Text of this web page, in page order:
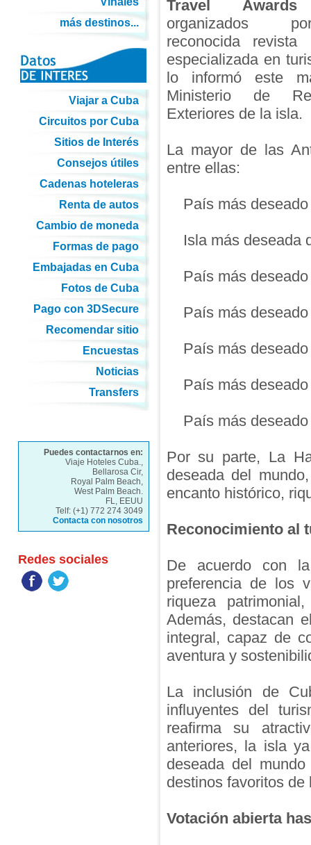
Travel
organizados
reconocida revista
especializada en
lo informó este
Ministerio de
Exteriores de la isla.
La mayor de las
entre ellas:
País más deseado
Isla más deseada
País más deseado
País más deseado
País más deseado
País más deseado
País más deseado
Por su parte, La
deseada del
encanto histórico,
Reconocimiento al
De acuerdo con
preferencia de los
riqueza
Además, destacan
integral, capaz de
aventura y
La inclusión de
influyentes del
reafirma su
anteriores, la isla
deseada del
destinos favoritos de
Votación abierta
más destinos...
Viajar a Cuba
Circuitos por Cuba
Sitios de Interés
Consejos útiles
Cadenas hoteleras
Renta de autos
Cambio de moneda
Formas de pago
Embajadas en Cuba
Fotos de Cuba
Pago con 3DSecure
Recomendar sitio
Encuestas
Noticias
Transfers
Puedes contactarnos en:
Viaje Hoteles Cuba.,
Bellarosa Cir,
Royal Palm Beach,
West Palm Beach.
FL, EEUU
Telf: (+1) 772 274 3049
Contacta con nosotros
Redes sociales